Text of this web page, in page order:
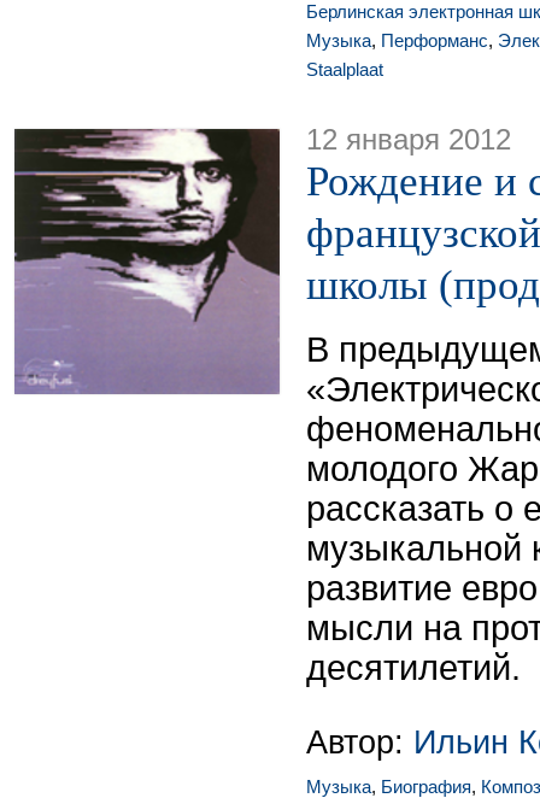
Берлинская электронная
Музыка, Перформанс,
Staalplaat
12 января 2012
Рождение и
школы
В
молодого
рассказать о
музыкальной
развитие
мысли на
десятилетий.
Автор: Ильин
Музыка, Биография,